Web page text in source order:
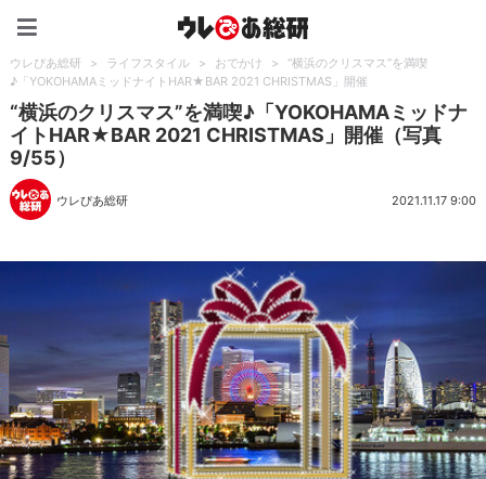
ウレぴあ総研 > ライフスタイル > おでかけ >
“横浜のクリスマス”を満喫
♪「YOKOHAMAミッドナイトHAR★BAR 2021 CHRISTMAS」開催
“横浜のクリスマス”を満喫♪「YOKOHAMAミッドナ
イトHAR★BAR 2021 CHRISTMAS」開催（写真
9/55）
ウレぴあ総研 2021.11.17 9:00